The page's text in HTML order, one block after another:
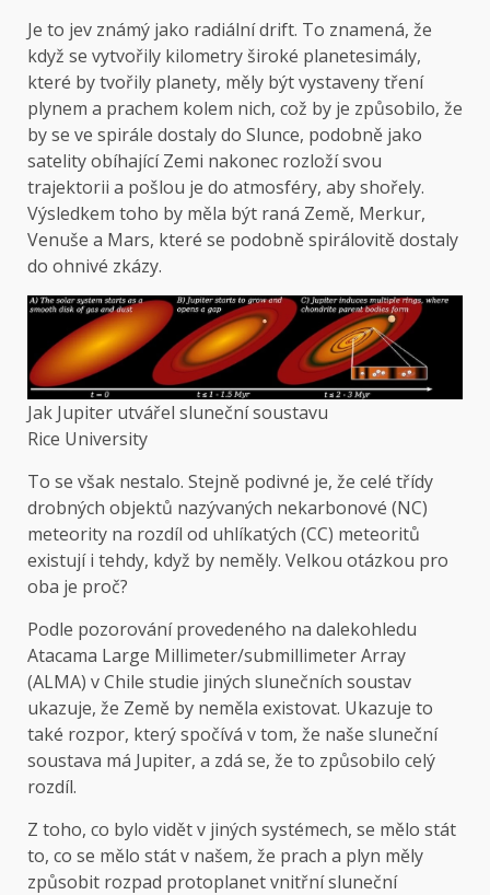
Je to jev známý jako radiální drift. To znamená, že
když se vytvořily kilometry široké planetesimály,
které by tvořily planety, měly být vystaveny tření
plynem a prachem kolem nich, což by je způsobilo, že
by se ve spirále dostaly do Slunce, podobně jako
satelity obíhající Zemi nakonec rozloží svou
trajektorii a pošlou je do atmosféry, aby shořely.
Výsledkem toho by měla být raná Země, Merkur,
Venuše a Mars, které se podobně spirálovitě dostaly
do ohnivé zkázy.
Jak Jupiter utvářel sluneční soustavu
Rice University
To se však nestalo. Stejně podivné je, že celé třídy
drobných objektů nazývaných nekarbonové (NC)
meteority na rozdíl od uhlíkatých (CC) meteoritů
existují i ​​tehdy, když by neměly. Velkou otázkou pro
oba je proč?
Podle pozorování provedeného na dalekohledu
Atacama Large Millimeter/submillimeter Array
(ALMA) v Chile studie jiných slunečních soustav
ukazuje, že Země by neměla existovat. Ukazuje to
také rozpor, který spočívá v tom, že naše sluneční
soustava má Jupiter, a zdá se, že to způsobilo celý
rozdíl.
Z toho, co bylo vidět v jiných systémech, se mělo stát
to, co se mělo stát v našem, že prach a plyn měly
způsobit rozpad protoplanet vnitřní sluneční